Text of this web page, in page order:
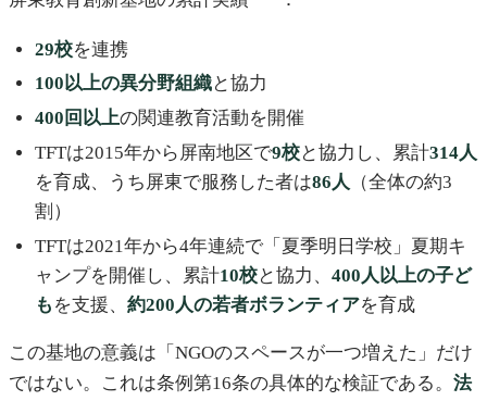
29校を連携
100以上の異分野組織と協力
400回以上の関連教育活動を開催
TFTは2015年から屏南地区で9校と協力し、累計314人
を育成、うち屏東で服務した者は86人 （全体の約3
割）
TFTは2021年から4年連続で「夏季明日学校」夏期キ
ャンプを開催し、累計10校と協力、 400人以上の子ど
も を支援、 約200人の若者ボランティアを育成
この基地の意義は「NGOのスペースが一つ増えた」だけ
ではない。これは条例第16条の具体的な検証である。 法